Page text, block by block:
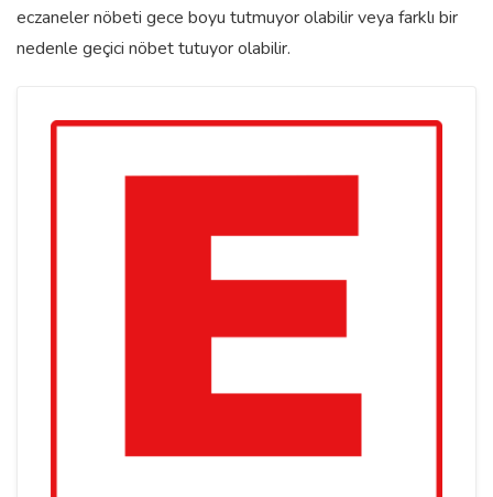
eczaneler nöbeti gece boyu tutmuyor olabilir veya farklı bir
nedenle geçici nöbet tutuyor olabilir.